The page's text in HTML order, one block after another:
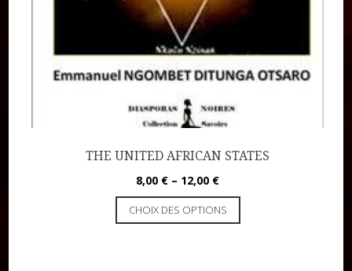
THE UNITED AFRICAN STATES
8,00 € – 12,00 €
CHOIX DES OPTIONS